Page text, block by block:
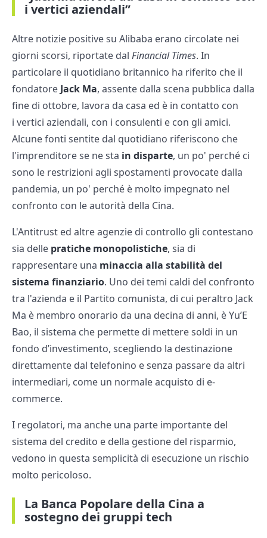
i vertici aziendali”
Altre notizie positive su Alibaba erano circolate nei
giorni scorsi, riportate dal Financial Times. In
particolare il quotidiano britannico ha riferito che il
fondatoreJack Ma, assente dalla scena pubblica dalla
fine di ottobre, lavora da casa ed è in contatto con
i vertici aziendali, con i consulenti e con gli amici.
Alcune fonti sentite dal quotidiano riferiscono che
l'imprenditore se ne sta in disparte, un po' perché ci
sono le restrizioni agli spostamenti provocate dalla
pandemia, un po' perché è molto impegnato nel
confronto con le autorità della Cina.
L'Antitrust ed altre agenzie di controllo gli contestano
sia delle pratiche monopolistiche, sia di
rappresentare una minaccia alla stabilità del
sistema finanziario. Uno dei temi caldi del confronto
tra l'azienda e il Partito comunista, di cui peraltro Jack
Ma è membro onorario da una decina di anni, è Yu’E
Bao, il sistema che permette di mettere soldi in un
fondo d’investimento, scegliendo la destinazione
direttamente dal telefonino e senza passare da altri
intermediari, come un normale acquisto di e-
commerce.
I regolatori, ma anche una parte importante del
sistema del credito e della gestione del risparmio,
vedono in questa semplicità di esecuzione un rischio
molto pericoloso.
La Banca Popolare della Cina a
sostegno dei gruppi tech